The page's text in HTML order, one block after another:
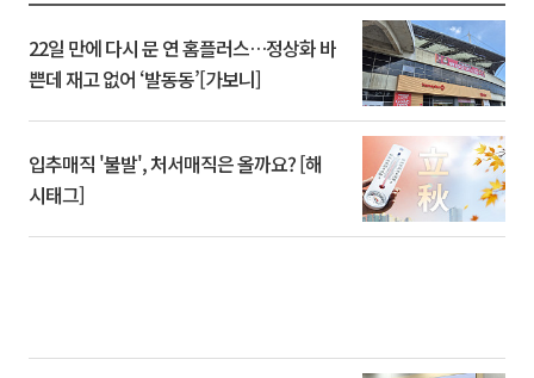
22일 만에 다시 문 연 홈플러스…정상화 바
쁜데 재고 없어 ‘발동동’[가보니]
입추매직 '불발', 처서매직은 올까요? [해
시태그]